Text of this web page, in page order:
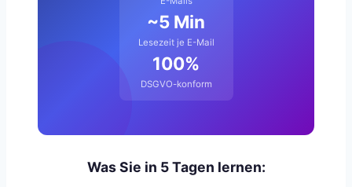
~5 Min
Lesezeit je E-Mail
100%
DSGVO-konform
Was Sie in 5 Tagen lernen: